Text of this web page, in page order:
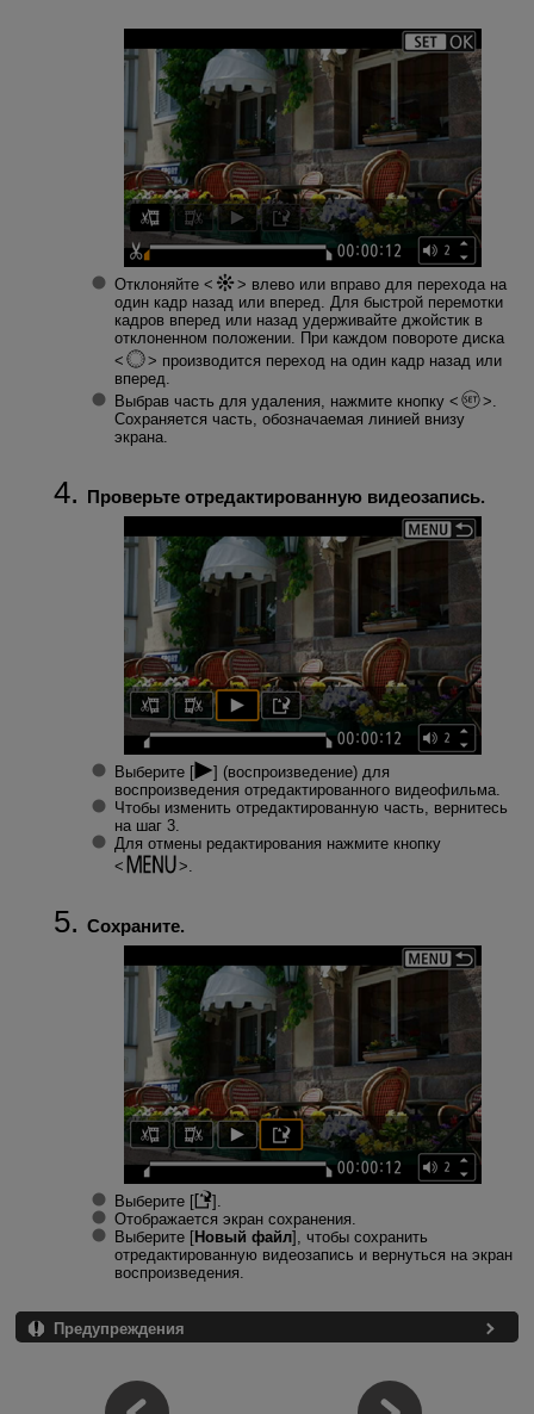
Отклоняйте
влево или вправо для перехода на
один кадр назад или вперед. Для быстрой перемотки
кадров вперед или назад удерживайте джойстик в
отклоненном положении. При каждом повороте диска
производится переход на один кадр назад или
вперед.
Выбрав часть для удаления, нажмите кнопку
Сохраняется часть, обозначаемая линией внизу
экрана.
Проверьте отредактированную видеозапись.
Выберите [
] (воспроизведение) для
воспроизведения отредактированного видеофильма.
Чтобы изменить отредактированную часть, вернитесь
на шаг 3.
Для отмены редактирования нажмите кнопку
Сохраните.
Выберите [
].
Отображается экран сохранения.
Выберите [Новый файл], чтобы сохранить
отредактированную видеозапись и вернуться на экран
воспроизведения.
Предупреждения